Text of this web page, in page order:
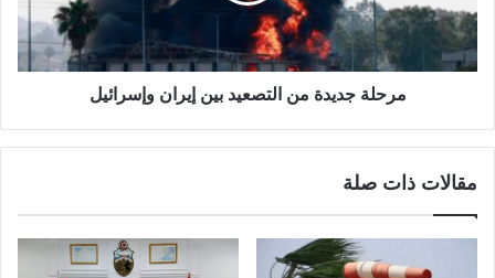
مرحلة جديدة من التصعيد بين إيران وإسرائيل
مقالات ذات صلة